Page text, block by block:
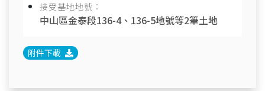
接受基地地號：
中山區金泰段136-4、136-5地號等2筆土地
附件下載